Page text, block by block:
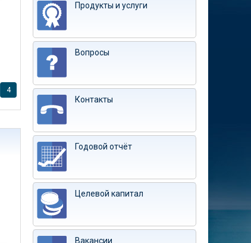
4
Продукты и услуги
Вопросы
Контакты
Годовой отчёт
Целевой капитал
Вакансии